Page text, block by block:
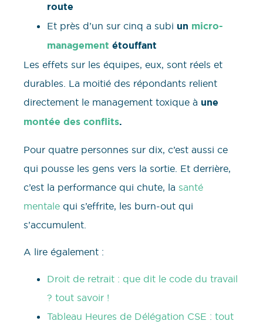
route
Et près d’un sur cinq a subi un micro-
management étouffant
Les effets sur les équipes, eux, sont réels et
durables. La moitié des répondants relient
directement le management toxique à une
montée des conflits.
Pour quatre personnes sur dix, c’est aussi ce
qui pousse les gens vers la sortie. Et derrière,
c’est la performance qui chute, la santé
mentale qui s’effrite, les burn-out qui
s’accumulent.
A lire également :
Droit de retrait : que dit le code du travail
? tout savoir !
Tableau Heures de Délégation CSE : tout